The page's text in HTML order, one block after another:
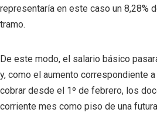
representaría en este caso un 8,28%
tramo.
De este modo, el salario básico
y, como el aumento correspondiente
cobrar desde el 1º de febrero, los
corriente mes como piso de una